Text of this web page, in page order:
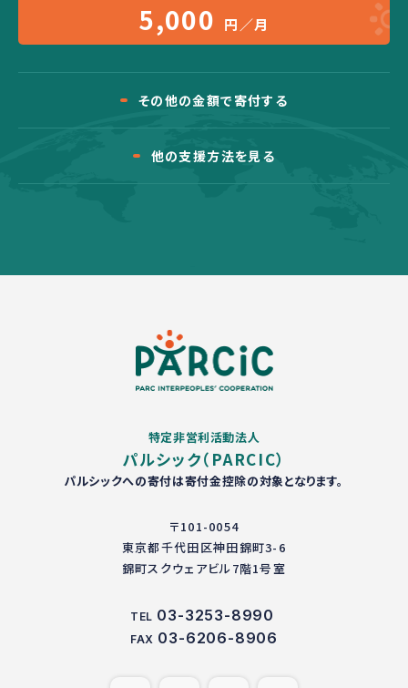
5,000 円／月
その他の金額で寄付する
他の支援方法を見る
特定非営利活動法人
パルシック（PARCIC）
パルシックへの寄付は寄付金控除の対象となります。
〒101-0054
東京都千代田区神田錦町3-6
錦町スクウェアビル7階1号室
TEL 03-3253-8990
FAX 03-6206-8906